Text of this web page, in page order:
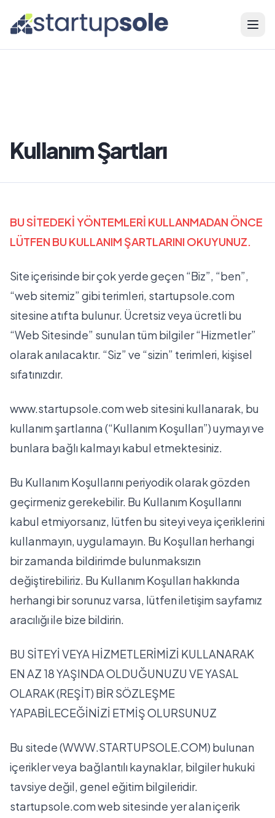
Kullanım Şartları
BU SİTEDEKİ YÖNTEMLERİ KULLANMADAN ÖNCE
LÜTFEN BU KULLANIM ŞARTLARINI OKUYUNUZ.
Site içerisinde bir çok yerde geçen “Biz”, “ben”,
“web sitemiz” gibi terimleri, startupsole.com
sitesine atıfta bulunur. Ücretsiz veya ücretli bu
“Web Sitesinde” sunulan tüm bilgiler “Hizmetler”
olarak anılacaktır. “Siz” ve “sizin” terimleri, kişisel
sıfatınızdır.
www.startupsole.com web sitesini kullanarak, bu
kullanım şartlarına (“Kullanım Koşulları”) uymayı ve
bunlara bağlı kalmayı kabul etmektesiniz.
Bu Kullanım Koşullarını periyodik olarak gözden
geçirmeniz gerekebilir. Bu Kullanım Koşullarını
kabul etmiyorsanız, lütfen bu siteyi veya içeriklerini
kullanmayın, uygulamayın. Bu Koşulları herhangi
bir zamanda bildirimde bulunmaksızın
değiştirebiliriz. Bu Kullanım Koşulları hakkında
herhangi bir sorunuz varsa, lütfeniletişim sayfamız
aracılığı ile bize bildirin.
BU SİTEYİ VEYA HİZMETLERİMİZİ KULLANARAK
EN AZ 18 YAŞINDA OLDUĞUNUZU VE YASAL
OLARAK (REŞİT) BİR SÖZLEŞME
YAPABİLECEĞİNİZİ ETMİŞ OLURSUNUZ
Bu sitede (WWW.STARTUPSOLE.COM) bulunan
içerikler veya bağlantılı kaynaklar, bilgiler hukuki
tavsiye değil, genel eğitim bilgileridir.
startupsole.com web sitesinde yer alan içerik